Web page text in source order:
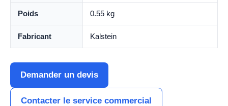
Poids 0.55 kg
Fabricant Kalstein
Demander un devis
Contacter le service commercial